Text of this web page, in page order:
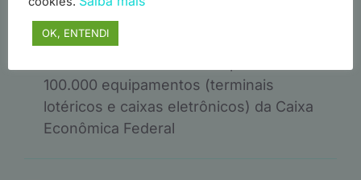
100.000 equipamentos (terminais
lotéricos e caixas eletrônicos) da Caixa
Econômica Federal
OK, ENTENDI